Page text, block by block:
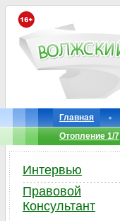
Главная
Отопление 1/7
Интервью
Правовой
Консультант